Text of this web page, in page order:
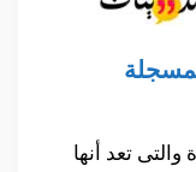
تعد أنها